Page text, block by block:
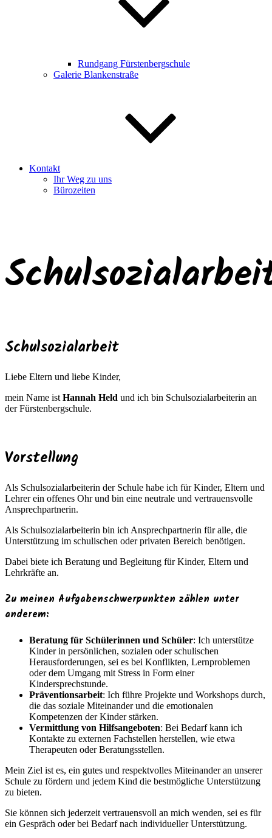
Rundgang Fürstenbergschule
Galerie Blankenstraße
Kontakt
Ihr Weg zu uns
Bürozeiten
Schulsozialarbeit
Liebe Eltern und liebe Kinder,
mein Name ist Hannah Held und ich bin Schulsozialarbeiterin an
der Fürstenbergschule.
Vorstellung
Als Schulsozialarbeiterin der Schule habe ich für Kinder, Eltern und
Lehrer ein offenes Ohr und bin eine neutrale und vertrauensvolle
Ansprechpartnerin.
Als Schulsozialarbeiterin bin ich Ansprechpartnerin für alle, die
Unterstützung im schulischen oder privaten Bereich benötigen.
Dabei biete ich Beratung und Begleitung für Kinder, Eltern und
Lehrkräfte an.
Zu meinen Aufgabenschwerpunkten zählen unter
anderem:
Beratung für Schülerinnen und Schüler: Ich unterstütze
Kinder in persönlichen, sozialen oder schulischen
Herausforderungen, sei es bei Konflikten, Lernproblemen
oder dem Umgang mit Stress in Form einer
Kindersprechstunde.
Präventionsarbeit: Ich führe Projekte und Workshops durch,
die das soziale Miteinander und die emotionalen
Kompetenzen der Kinder stärken.
Vermittlung von Hilfsangeboten: Bei Bedarf kann ich
Kontakte zu externen Fachstellen herstellen, wie etwa
Therapeuten oder Beratungsstellen.
Mein Ziel ist es, ein gutes und respektvolles Miteinander an unserer
Schule zu fördern und jedem Kind die bestmögliche Unterstützung
zu bieten.
Sie können sich jederzeit vertrauensvoll an mich wenden, sei es für
ein Gespräch oder bei Bedarf nach individueller Unterstützung.